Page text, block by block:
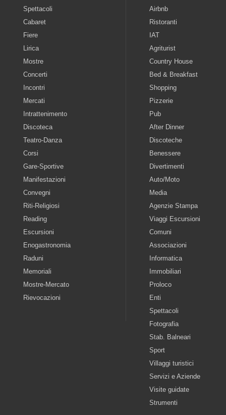
Spettacoli
Cabaret
Fiere
Lirica
Mostre
Concerti
Incontri
Mercati
Intrattenimento
Discoteca
Teatro-Danza
Corsi
Gare-Sportive
Manifestazioni
Convegni
Riti-Religiosi
Reading
Escursioni
Enogastronomia
Raduni
Memoriali
Mostre-Mercato
Rievocazioni
Airbnb
Ristoranti
IAT
Agriturist
Country House
Bed & Breakfast
Shopping
Pizzerie
Pub
After Dinner
Discoteche
Benessere
Divertimenti
Auto/Moto
Media
Agenzie Stampa
Viaggi Escursioni
Comuni
Associazioni
Informatica
Immobiliari
Proloco
Enti
Spettacoli
Fotografia
Stab. Balneari
Sport
Villaggi turistici
Servizi e Aziende
Visite guidate
Strumenti